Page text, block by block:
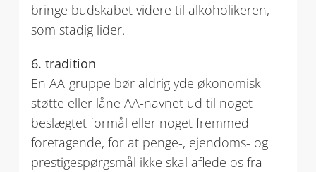
bringe budskabet videre til alkoholikeren,
som stadig lider.
6. tradition
En AA-gruppe bør aldrig yde økonomisk
støtte eller låne AA-navnet ud til noget
beslægtet formål eller noget fremmed
foretagende, for at penge-, ejendoms- og
prestigespørgsmål ikke skal aflede os fra